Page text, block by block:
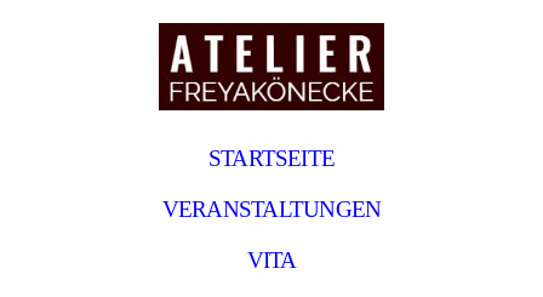
STARTSEITE
VERANSTALTUNGEN
VITA